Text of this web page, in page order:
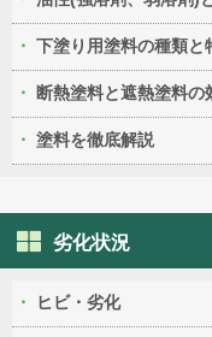
下塗り用塗料の種類と
断熱塗料と遮熱塗料の
塗料を徹底解説
劣化状況
ヒビ・劣化